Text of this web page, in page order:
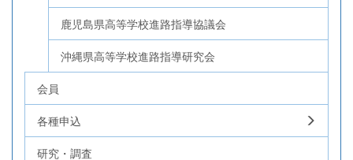
鹿児島県高等学校進路指導協議会
沖縄県高等学校進路指導研究会
会員
各種申込
研究・調査